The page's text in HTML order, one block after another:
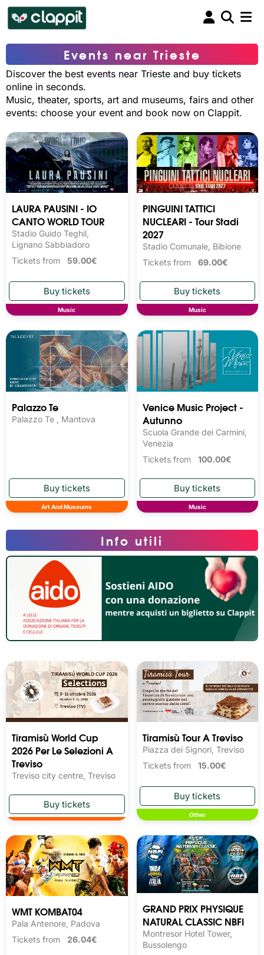
Events near Trieste
Discover the best events near Trieste and buy tickets
online in seconds.
Music, theater, sports, art and museums, fairs and other
events: choose your event and book now on Clappit.
LAURA PAUSINI - IO
CANTO WORLD TOUR
Stadio Guido Teghil,
Lignano Sabbiadoro
Tickets from 59.00€
Music
PINGUINI TATTICI
NUCLEARI - Tour Stadi
2027
Stadio Comunale, Bibione
Tickets from 69.00€
Music
Palazzo Te
Palazzo Te , Mantova
Art And Museums
Venice Music Project -
Autunno
Scuola Grande dei Carmini,
Venezia
Tickets from 100.00€
Music
Tiramisù World Cup
2026 Per Le Selezioni A
Treviso
Treviso city centre, Treviso
Tiramisù Tour A Treviso
Piazza dei Signori, Treviso
Tickets from 15.00€
Other
WMT KOMBAT04
Pala Antenore, Padova
Tickets from 26.04€
GRAND PRIX PHYSIQUE
NATURAL CLASSIC NBFI
Montresor Hotel Tower,
Bussolengo
Info utili